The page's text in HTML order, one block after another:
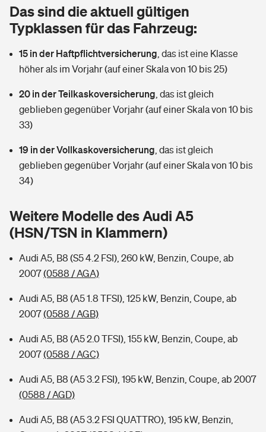
Tools
Wer versichert was: Jetzt Versicherer finden
Sie haben Fragen?
Glasversicherung
Mietkautionsversicherung
Restkreditversicherung
Tools
Hochwasser-Check: Wie gefährdet ist Ihr Haus?
Sie haben Fragen?
Kinderunfall­ver­si­che­rung
Kinderinvalidität
Reiseversicherung
Hundehalter-Haftpflicht
Handyversicherung
Private Cyberversicherung
Zur Übersicht
Kinderunfall-Check: Mehr Sicherheit für deine Kids
Typklassen: So ist Ihr Auto eingestuft
Sie haben Fragen?
Dread-Disease-Versicherung
Tierkrankenversicherung
Tools
Wer versichert was: Jetzt Versicherer finden
Rentenrechner: Wie viel Geld bekomme ich im Alter?
Das sind die aktuell gültigen
Typklassen für das Fahrzeug:
15 in der Haftpflichtversicherung das ist eine Klasse
höher als im Vorjahr (auf einer Skala von 10 bis 25)
20 in der Teilkaskoversicherung das ist gleich
geblieben gegenüber Vorjahr (auf einer Skala von 10 bis
33)
19 in der Vollkaskoversicherung das ist gleich
geblieben gegenüber Vorjahr (auf einer Skala von 10 bis
34)
Weitere Modelle des Audi A5
(HSN/TSN in Klammern)
Audi A5, B8 (S5 4.2 FSI), 260 kW, Benzin, Coupe, ab
2007(0588 / AGA)
Audi A5, B8 (A5 1.8 TFSI), 125 kW, Benzin, Coupe, ab
2007(0588 / AGB)
Audi A5, B8 (A5 2.0 TFSI), 155 kW, Benzin, Coupe, ab
2007(0588 / AGC)
Audi A5, B8 (A5 3.2 FSI), 195 kW, Benzin, Coupe, ab 2007
(0588 / AGD)
Audi A5, B8 (A5 3.2 FSI QUATTRO), 195 kW, Benzin,